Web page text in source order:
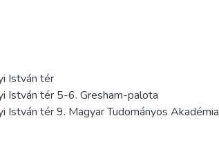
István tér
István tér 5-6. Gresham-palota
István tér 9. Magyar Tudományos Akadémia